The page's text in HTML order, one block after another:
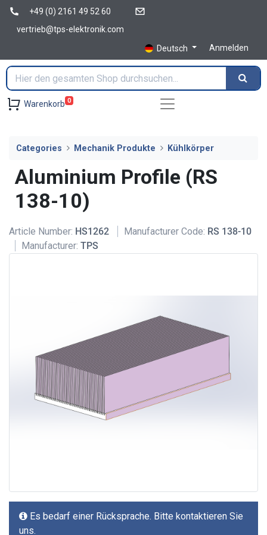
+49 (0) 2161 49 52 60
vertrieb@tps-elektronik.com
Deutsch
Anmelden
Warenkorb 0
Categories Mechanik Produkte Kühlkörper
Aluminium Profile (RS
138-10)
Article Number: HS1262 Manufacturer Code: RS 138-10
Manufacturer: TPS
Es bedarf einer Rücksprache. Bitte kontaktieren Sie
uns.